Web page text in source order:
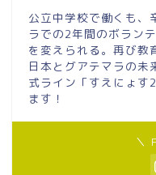
公立中学校で働くも、
ラでの2年間のボラン
を変えられる。再び教
日本とグアテマラの
式ライン「すえにょす
ます！
＼